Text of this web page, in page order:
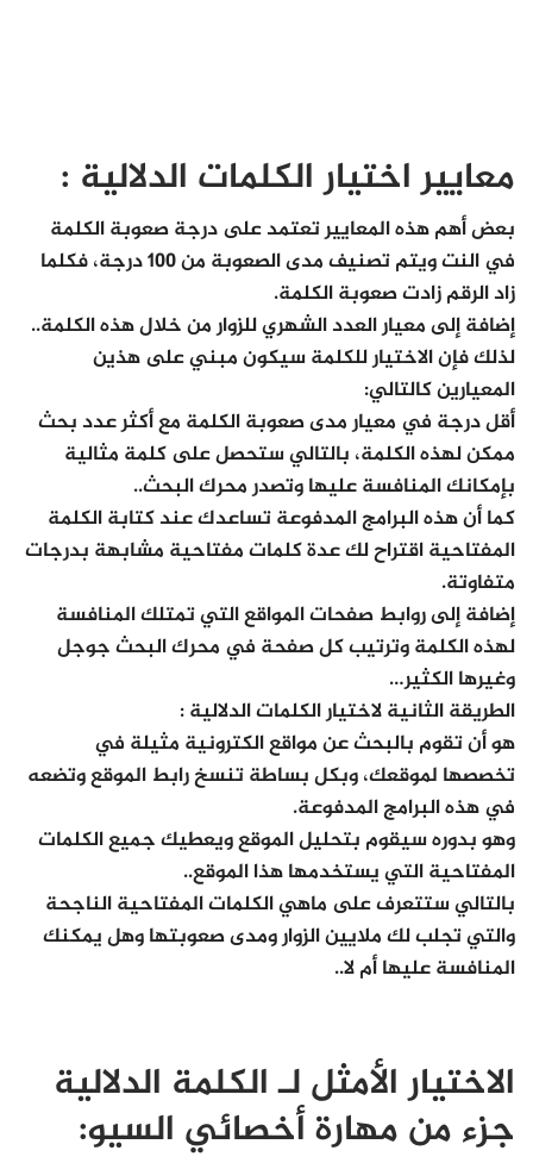
معايير اختيار الكلمات الدلالية :
بعض أهم هذه المعايير تعتمد على درجة صعوبة الكلمة
في النت ويتم تصنيف مدى الصعوبة من 100 درجة، فكلما
زاد الرقم زادت صعوبة الكلمة.
إضافة إلى معيار العدد الشهري للزوار من خلال هذه الكلمة..
لذلك فإن الاختيار للكلمة سيكون مبني على هذين
المعيارين كالتالي:
أقل درجة في معيار مدى صعوبة الكلمة مع أكثر عدد بحث
ممكن لهذه الكلمة، بالتالي ستحصل على كلمة مثالية
بإمكانك المنافسة عليها وتصدر محرك البحث..
كما أن هذه البرامج المدفوعة تساعدك عند كتابة الكلمة
المفتاحية اقتراح لك عدة كلمات مفتاحية مشابهة بدرجات
متفاوتة.
إضافة إلى روابط صفحات المواقع التي تمتلك المنافسة
لهذه الكلمة وترتيب كل صفحة في محرك البحث جوجل
وغيرها الكثير…
الطريقة الثانية لاختيار الكلمات الدلالية :
هو أن تقوم بالبحث عن مواقع الكترونية مثيلة في
تخصصها لموقعك، وبكل بساطة تنسخ رابط الموقع وتضعه
في هذه البرامج المدفوعة.
وهو بدوره سيقوم بتحليل الموقع ويعطيك جميع الكلمات
المفتاحية التي يستخدمها هذا الموقع..
بالتالي ستتعرف على ماهي الكلمات المفتاحية الناجحة
والتي تجلب لك ملايين الزوار ومدى صعوبتها وهل يمكنك
المنافسة عليها أم لا..
الاختيار الأمثل لـ الكلمة الدلالية
جزء من مهارة أخصائي السيو: